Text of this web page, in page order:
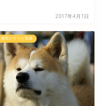
2017年4月1日
週間トラリピ実績